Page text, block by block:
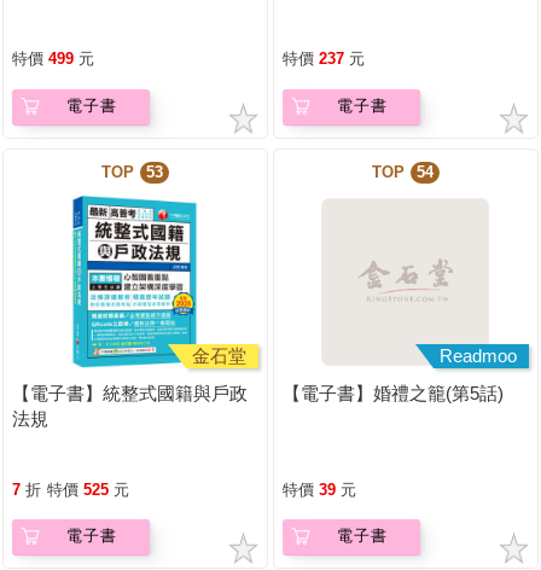
特價 499 元
電子書
特價 237 元
電子書
TOP 53
金石堂
【電子書】統整式國籍與戶政
法規
7 折 特價 525 元
電子書
TOP 54
Readmoo
【電子書】婚禮之籠(第5話)
特價 39 元
電子書